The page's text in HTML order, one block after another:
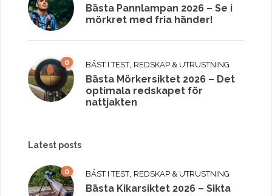
Bästa Pannlampan 2026 – Se i
mörkret med fria händer!
0 BÄST I TEST, REDSKAP & UTRUSTNING
Bästa Mörkersiktet 2026 – Det
optimala redskapet för
nattjakten
Latest posts
0 BÄST I TEST, REDSKAP & UTRUSTNING
Bästa Kikarsiktet 2026 – Sikta